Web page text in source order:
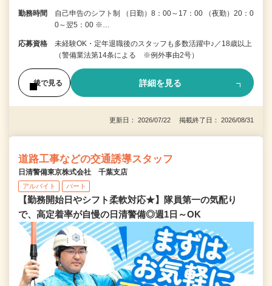
勤務時間
自己申告のシフト制 （日勤）8：00～17：00 （夜勤）20：0
0～翌5：00 ※…
応募資格
未経験OK・定年退職後のスタッフも多数活躍中♪／18歳以上
（警備業法第14条による ※例外事由2号）
後で見る 詳細を見る
更新日： 2026/07/22 掲載終了日： 2026/08/31
道路工事などの交通誘導スタッフ
日清警備東京株式会社 千葉支店
アルバイト パート
【勤務開始日やシフト柔軟対応★】隊員第一の気配り
で、高定着率が自慢の日清警備◎週1日～OK